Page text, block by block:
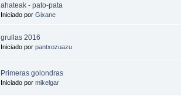
ahateak - pato-pata
Iniciado por Gixane
grullas 2016
Iniciado por pantxozuazu
Primeras golondras
Iniciado por mikelgar